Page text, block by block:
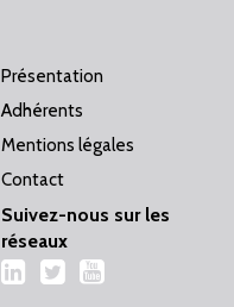
Présentation
Adhérents
Mentions légales
Contact
Suivez-nous sur les
réseaux
LinkedIn
TwitterYouTube